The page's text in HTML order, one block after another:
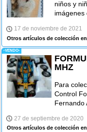
niños y
imágenes
17 de noviembre de 2021
Otros artículos de colección
-VENDO-
MHZ
Para
Control
Fernando
27 de septiembre de 2020
Otros artículos de colección